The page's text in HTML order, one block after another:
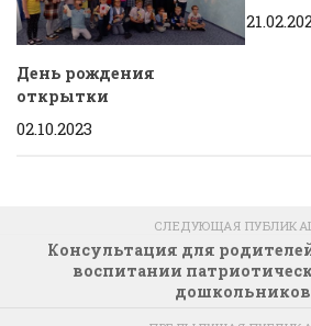
День рождения
открытки
02.10.2023
СЛЕДУЮЩАЯ
Консультация для
воспитании